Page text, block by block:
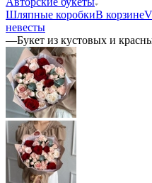
Шляпные коробкиВ корзине
невесты
—Букет из кустовых и